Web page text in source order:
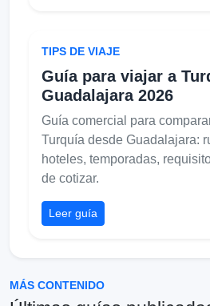
TIPS DE VIAJE
Guía para viajar a
Guadalajara 2026
Guía comercial para
Turquía desde Guadalajara:
hoteles, temporadas,
de cotizar.
Leer guía
MÁS CONTENIDO